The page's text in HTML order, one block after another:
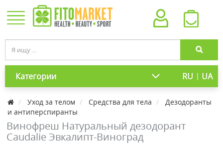
Категории RU | UA
Уход за телом Средства для тела
Дезодоранты
и антиперспиранты
Винофреш Натуральный дезодорант
Caudalie Эвкалипт-Виноград